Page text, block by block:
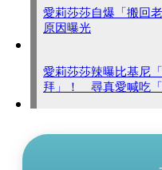
愛莉莎莎自爆「搬回
原因曝光
愛莉莎莎辣曝比基尼
拜」！ 尋真愛喊吃「